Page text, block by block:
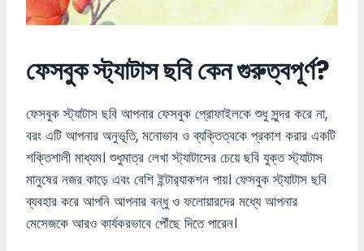
ফেসবুক স্ট্যাটাস ছবি কেন গুরুত্বপূর্ণ?
ফেসবুক স্ট্যাটাস ছবি আপনার ফেসবুক প্রোফাইলকে শুধু সুন্দর করে না,
বরং এটি আপনার অনুভূতি, মনোভাব ও ব্যক্তিত্বকে প্রকাশ করার একটি
শক্তিশালী মাধ্যম। শুধুমাত্র লেখা স্ট্যাটাসের চেয়ে ছবি যুক্ত স্ট্যাটাস
মানুষের নজর কাড়ে এবং বেশি ইন্টার‌্যাকশন পায়। ফেসবুক স্ট্যাটাস ছবি
ব্যবহার করে আপনি আপনার বন্ধু ও ফলোয়ারদের মধ্যে আপনার
মেসেজকে আরও কার্যকরভাবে পৌঁছে দিতে পারেন।